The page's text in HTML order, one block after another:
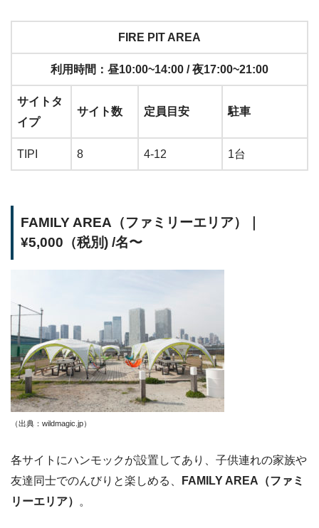
FIRE PIT AREA
利用時間：昼10:00~14:00 / 夜17:00~21:00
サイトタ
イプ
サイト数 定員目安 駐車
TIPI 8 4-12 1台
FAMILY AREA（ファミリーエリア）｜
¥5,000（税別) /名〜
（出典：wildmagic.jp）
各サイトにハンモックが設置してあり、子供連れの家族や
友達同士でのんびりと楽しめる、
FAMILY AREA（ファミ
リーエリア）
。